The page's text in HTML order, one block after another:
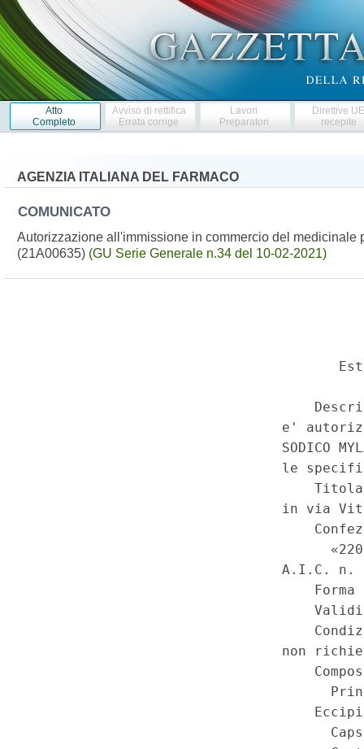
Atto
Completo
Avviso di rettifica
Errata corrige
Lavori
Preparatori
Direttive
recepite
AGENZIA ITALIANA DEL FARMACO
COMUNICATO
Autorizzazione all'immissione in commercio del
(21A00635) (GU Serie Generale n.34 del 10-02-2021)